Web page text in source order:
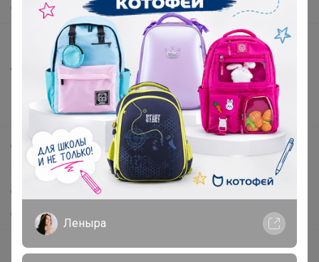
О нас
Все предложения
Анонсы
Новости
Поддержка альпак
Самое выгодное
Хиты продаж
Самое желанное
Самое быстрое
Начать зарабатывать с 24-ok
Леныра